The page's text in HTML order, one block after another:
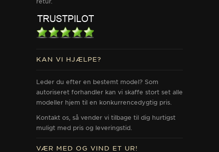
KAN VI HJÆLPE?
Leder du efter en bestemt model? Som
autoriseret forhandler kan vi skaffe stort set alle
modeller hjem til en konkurrencedygtig pris.
Kontakt os, så vender vi tilbage til dig hurtigst
muligt med pris og leveringstid.
VÆR MED OG VIND ET UR!